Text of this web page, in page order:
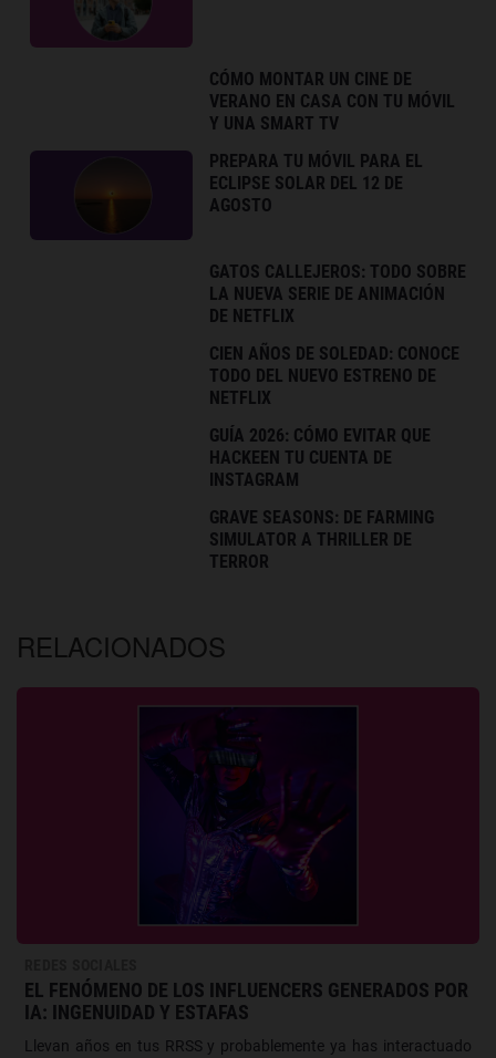
CÓMO MONTAR UN CINE DE
VERANO EN CASA CON TU MÓVIL
Y UNA SMART TV
PREPARA TU MÓVIL PARA EL
ECLIPSE SOLAR DEL 12 DE
AGOSTO
GATOS CALLEJEROS: TODO SOBRE
LA NUEVA SERIE DE ANIMACIÓN
DE NETFLIX
CIEN AÑOS DE SOLEDAD: CONOCE
TODO DEL NUEVO ESTRENO DE
NETFLIX
GUÍA 2026: CÓMO EVITAR QUE
HACKEEN TU CUENTA DE
INSTAGRAM
GRAVE SEASONS: DE FARMING
SIMULATOR A THRILLER DE
TERROR
RELACIONADOS
EL FENÓMENO DE LOS INFLUENCERS GENERADOS POR
IA: INGENUIDAD Y ESTAFAS
Llevan años en tus RRSS y probablemente ya has interactuado